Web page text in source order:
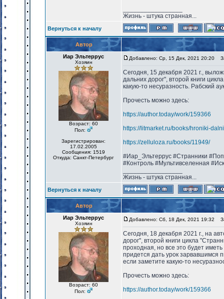
Жизнь - штука странная...
Вернуться к началу
Автор
Иар Эльтеррус
Хозяин
Возраст: 60
Пол:
Зарегистрирован:
17.02.2005
Сообщения: 1519
Откуда: Санкт-Петербург
Добавлено: Ср, 15 Дек, 2021 20:20
Сегодня, 15 декабря 2021 г.,
дальних дорог", второй книги
какую-то несуразность. Рабский
Прочесть можно здесь:
https://author.today/work/159366
https://litmarket.ru/books/hroniki-
https://zelluloza.ru/books/11949/
#Иар_Эльтеррус #Странники
#Контроль #Мультивселенная
Жизнь - штука странная...
Вернуться к началу
Автор
Иар Эльтеррус
Хозяин
Возраст: 60
Пол:
Добавлено: Сб, 18 Дек, 2021 19:32
Сегодня, 18 декабря 2021 г., на
дорог", второй книги цикла
проходная, но все это будет
придется дать урок зарвавшимся
если заметите какую-то
Прочесть можно здесь:
https://author.today/work/159366